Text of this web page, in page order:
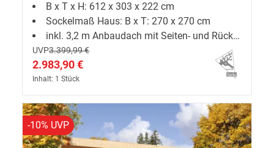
und Rückwand
B x T x H: 612 x 303 x 222 cm
Sockelmaß Haus: B x T: 270 x 270 cm
inkl. 3,2 m Anbaudach mit Seiten- und Rückwand
UVP3.399,99 €
2.983,90 €
Inhalt: 1 Stück
-10% UVP